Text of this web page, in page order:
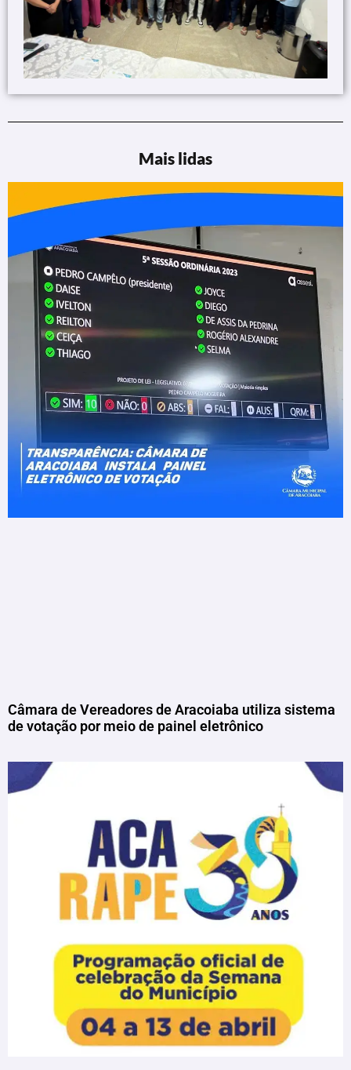
Mais lidas
Câmara de Vereadores de Aracoiaba utiliza sistema
de votação por meio de painel eletrônico